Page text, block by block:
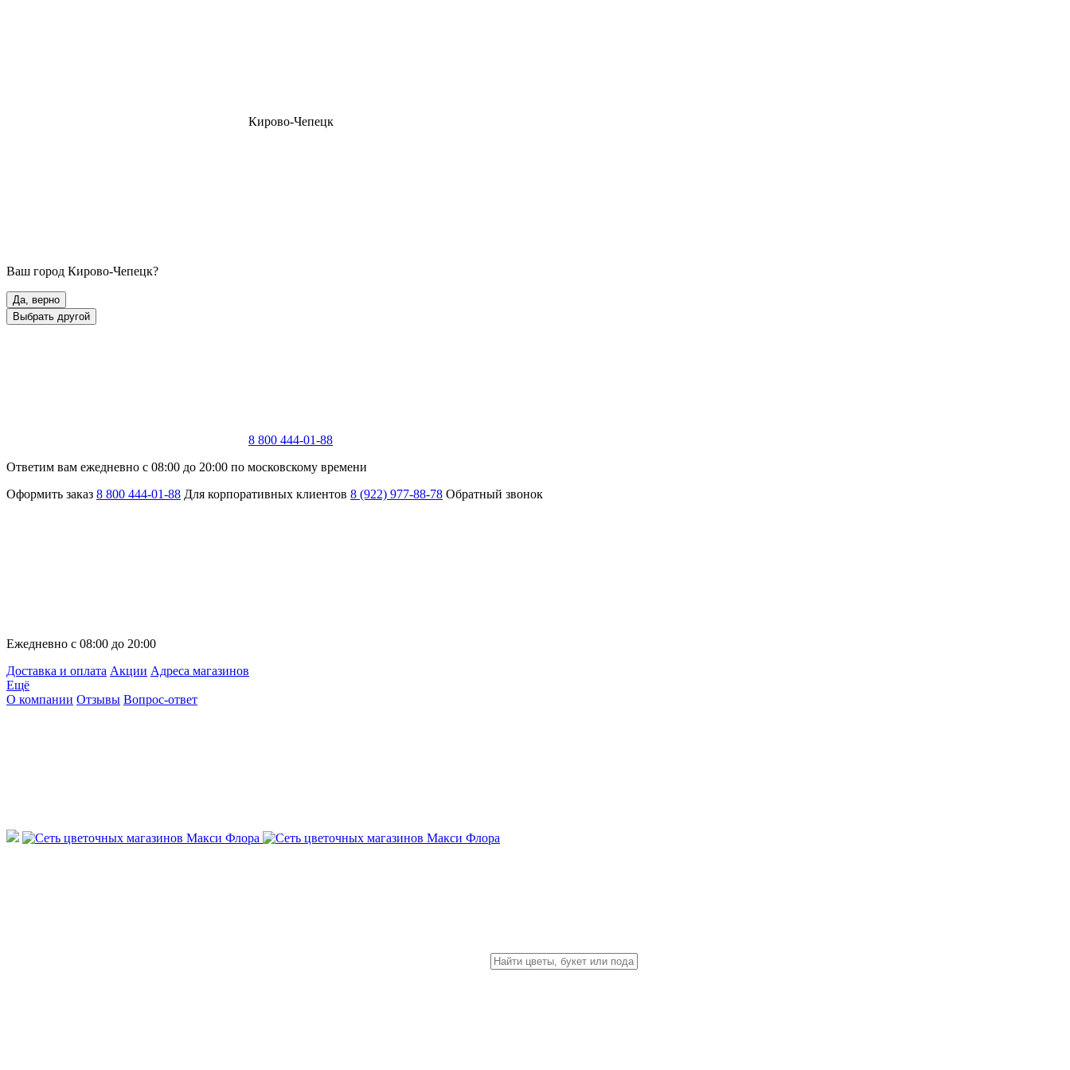
Кирово-Чепецк
Ваш город Кирово-Чепецк?
Да, верно
Выбрать другой
8 800 444-01-88
Ответим вам ежедневно с 08:00 до 20:00 по московскому времени
Оформить заказ 8 800 444-01-88 Для корпоративных клиентов 8 (922) 977-88-78 Обратный звонок
Ежедневно с 08:00 до 20:00
Доставка и оплата Акции Адреса магазинов
Ещё
О компании Отзывы Вопрос-ответ